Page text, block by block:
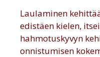
Laulaminen
edistäen kielen,
hahmotuskyvyn
onnistumisen